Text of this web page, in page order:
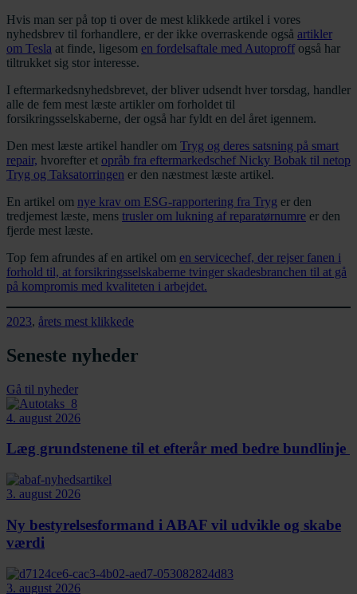
Hvis man ser på top ti over de mest klikkede artikel i vores
nyhedsbrev til forhandlere, er der ikke overraskende også artikler
om Tesla at finde, ligesom en fordelsaftale med Autoproff også har
tiltrukket sig stor interesse.
I eftermarkedsnyhedsbrevet, der bliver udsendt hver torsdag, handler
alle de fem mest læste artikler om forholdet til
forsikringsselskaberne, der også har fyldt en del året igennem.
Den mest læste artikel handler om Tryg og deres satsning på smart
repair, hvorefter et opråb fra eftermarkedschef Nicky Bobak til netop
Tryg og Taksatorringen er den næstmest læste artikel.
En artikel om nye krav om ESG-rapportering fra Tryg er den
tredjemest læste, mens trusler om lukning af reparatørnumre er den
fjerde mest læste.
Top fem afrundes af en artikel om en servicechef, der rejser fanen i
forhold til, at forsikringsselskaberne tvinger skadesbranchen til at gå
på kompromis med kvaliteten i arbejdet.
2023, årets mest klikkede
Seneste nyheder
Gå til nyheder
4. august 2026
Læg grundstenene til et efterår med bedre bundlinje
3. august 2026
Ny bestyrelsesformand i ABAF vil udvikle og skabe
værdi
3. august 2026